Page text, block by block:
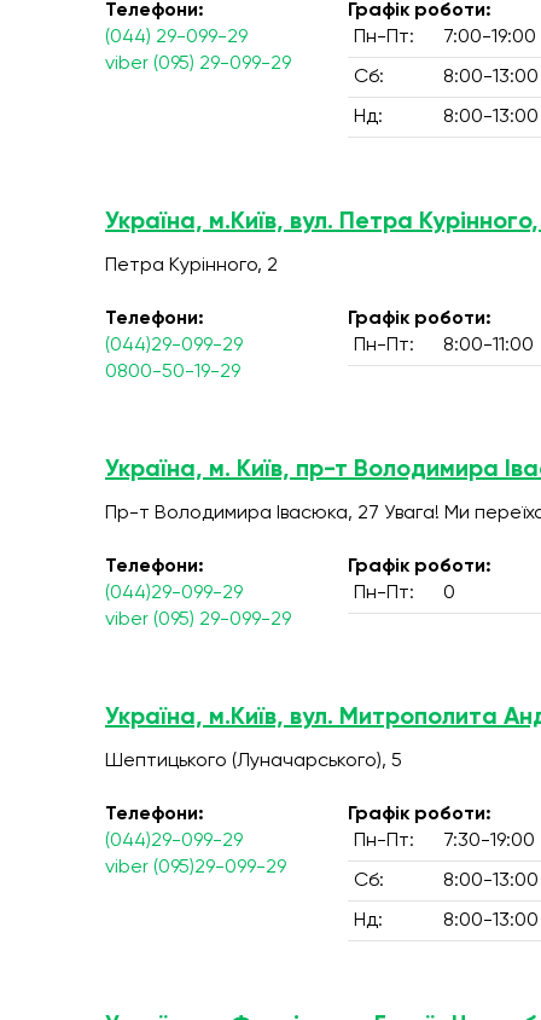
Телефони:
(044) 29-099-29
viber (095) 29-099-29
Графік роботи:
Пн-Пт:
7:00-19:00
Сб: 8:00-13:00
Нд: 8:00-13:00
Україна, м.Київ, вул. Петра
Петра Курінного, 2
Телефони:
(044)29-099-29
0800-50-19-29
Графік роботи:
Пн-Пт:
8:00-11:00
Україна, м. Київ, пр-т Володимира
Пр-т Володимира Івасюка, 27 Увага! Ми
Телефони:
(044)29-099-29
viber (095) 29-099-29
Графік роботи:
Пн-Пт:
0
Україна, м.Київ, вул. Митрополита
Шептицького (Луначарського), 5
Телефони:
(044)29-099-29
viber (095)29-099-29
Графік роботи:
Пн-Пт:
7:30-19:00
Сб: 8:00-13:00
Нд: 8:00-13:00